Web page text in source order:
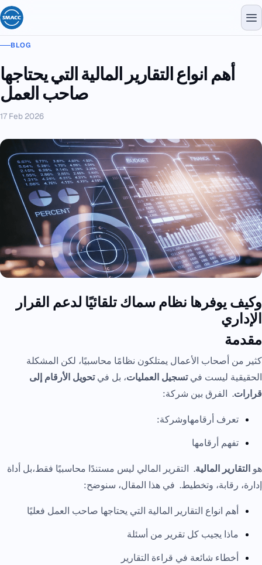
BLOG
أهم انواع التقارير المالية التي يحتاجها
صاحب العمل
17 Feb 2026
وكيف يوفرها نظام سماك تلقائيًا لدعم القرار
الإداري
مقدمة
كثير من أصحاب الأعمال يمتلكون نظامًا محاسبيًا، لكن المشكلة
الحقيقية ليست فيتسجيل العمليات، بل فيتحويل الأرقام إلى
قرارات. الفرق بين شركة:
تعرف أرقامهاوشركة:
تفهم أرقامها
هو التقارير المالية. التقرير المالي ليس مستندًا محاسبيًا فقط،بل أداة
إدارة، رقابة، وتخطيط. في هذا المقال، سنوضح:
أهم انواع التقارير المالية التي يحتاجها صاحب العمل فعليًا
ماذا يجيب كل تقرير من أسئلة
أخطاء شائعة في قراءة التقارير